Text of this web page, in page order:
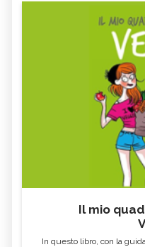
Il mio
In questo libro, con la